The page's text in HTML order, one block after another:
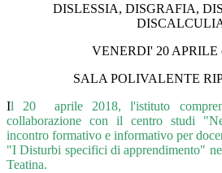
DISLESSIA, DISGRAFIA,
VENERDI' 20 APRILE
SALA POLIVALENTE
Il 20 aprile 2018, l'istituto
collaborazione con il centro studi
incontro formativo e informativo per
"I Disturbi specifici di apprendimento"
Teatina.